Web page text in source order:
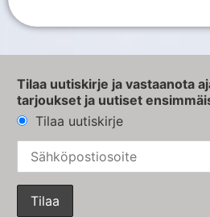
Tilaa uutiskirje ja vastaanota
tarjoukset ja uutiset
Tilaa uutiskirje